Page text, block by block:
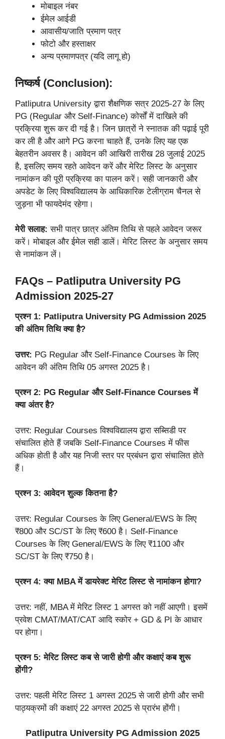
मोबाइल नंबर
ईमेल आईडी
आवासीय/जाति प्रमाण पत्र
फोटो और हस्ताक्षर
अन्य प्रमाणपत्र (यदि लागू हो)
निष्कर्ष (Conclusion):
Patliputra University द्वारा शैक्षणिक सत्र 2025-27 के लिए
PG (Regular और Self-Finance) कोर्सों में दाखिले की
प्रक्रिया शुरू कर दी गई है। जिन छात्रों ने स्नातक की पढ़ाई पूरी
कर ली है और आगे PG करना चाहते हैं, उनके लिए यह एक
बेहतरीन अवसर है। आवेदन की आखिरी तारीख 28 जुलाई 2025
है, इसलिए समय रहते आवेदन करें और मेरिट लिस्ट के अनुसार
नामांकन की पूरी प्रक्रिया का पालन करें। सही जानकारी और
अपडेट के लिए विश्वविद्यालय के आधिकारिक टेलीग्राम चैनल से
जुड़ना भी फायदेमंद रहेगा।
मेरी सलाह:सभी पात्र छात्र अंतिम तिथि से पहले आवेदन जरूर
करें। मोबाइल और ईमेल सही डालें। मेरिट लिस्ट के अनुसार समय
से नामांकन लें।
FAQs – Patliputra University PG
Admission 2025-27
प्रश्न 1: Patliputra University PG Admission 2025
की अंतिम तिथि क्या है?
उत्तर: PG Regular और Self-Finance Courses के लिए
आवेदन की अंतिम तिथि 05 अगस्त 2025 है।
प्रश्न 2: PG Regular और Self-Finance Courses में
क्या अंतर है?
उत्तर: Regular Courses विश्वविद्यालय द्वारा सब्सिडी पर
संचालित होते हैं जबकि Self-Finance Courses में फीस
अधिक होती है और यह निजी स्तर पर प्रबंधन द्वारा संचालित होते
हैं।
प्रश्न 3: आवेदन शुल्क कितना है?
उत्तर: Regular Courses के लिए General/EWS के लिए
₹800 और SC/ST के लिए ₹600 है। Self-Finance
Courses के लिए General/EWS के लिए ₹1100 और
SC/ST के लिए ₹750 है।
प्रश्न 4: क्या MBA में डायरेक्ट मेरिट लिस्ट से नामांकन होगा?
उत्तर: नहीं, MBA में मेरिट लिस्ट 1 अगस्त को नहीं आएगी। इसमें
प्रवेश CMAT/MAT/CAT आदि स्कोर + GD & PI के आधार
पर होगा।
प्रश्न 5: मेरिट लिस्ट कब से जारी होगी और कक्षाएं कब शुरू
होंगी?
उत्तर: पहली मेरिट लिस्ट 1 अगस्त 2025 से जारी होगी और सभी
पाठ्यक्रमों की कक्षाएं 22 अगस्त 2025 से प्रारंभ होंगी।
Patliputra University PG Admission 2025